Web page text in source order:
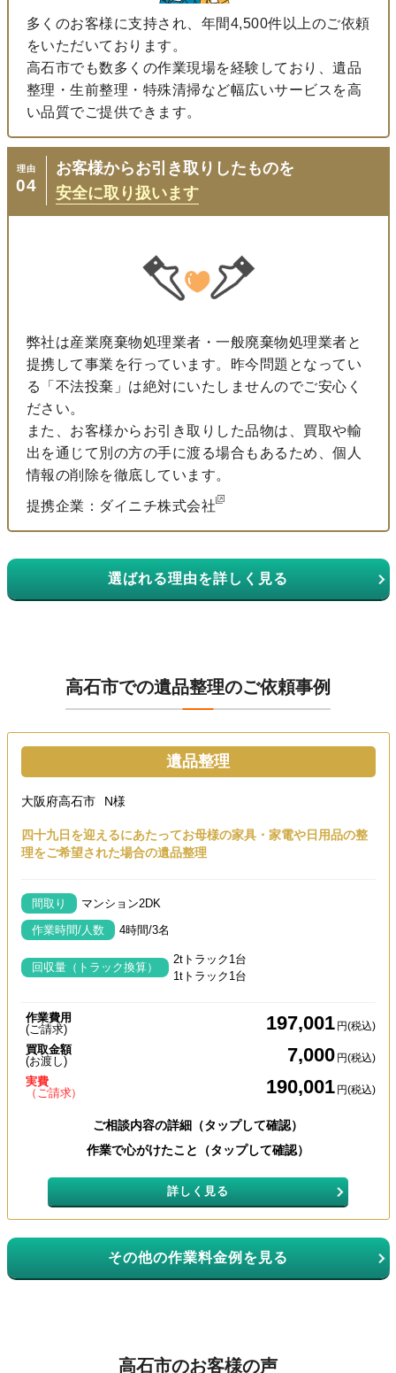
多くのお客様に支持され、年間4,500件以上のご依頼
をいただいております。
高石市でも数多くの作業現場を経験しており、遺品
整理・生前整理・特殊清掃など幅広いサービスを高
い品質でご提供できます。
理由
04
お客様からお引き取りしたものを
安全に取り扱います
弊社は産業廃棄物処理業者・一般廃棄物処理業者と
提携して事業を行っています。昨今問題となってい
る「不法投棄」は絶対にいたしませんのでご安心く
ださい。
また、お客様からお引き取りした品物は、買取や輸
出を通じて別の方の手に渡る場合もあるため、個人
情報の削除を徹底しています。
提携企業：ダイニチ株式会社
選ばれる理由を詳しく見る
高石市での遺品整理のご依頼事例
遺品整理
大阪府高石市 N様
四十九日を迎えるにあたってお母様の家具・家電や日用品の整
理をご希望された場合の遺品整理
間取り
マンション2DK
作業時間/人数
4時間/3名
回収量（トラック換算）
2tトラック1台
1tトラック1台
作業費用
(ご請求)
197,001 円(税込)
買取金額
(お渡し)
7,000 円(税込)
実費
（ご請求）
190,001 円(税込)
ご相談内容の詳細（タップして確認）
作業で心がけたこと（タップして確認）
詳しく見る
その他の作業料金例を見る
高石市のお客様の声